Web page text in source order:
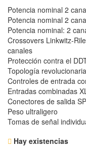
Potencia nominal 2
Potencia nominal 2
Potencia nominal: 2
Crossovers Linkwitz-
canales
Protección contra el
Topología
Controles de entrada
Entradas combinadas
Conectores de salida
Peso ultraligero
Tomas de señal
Hay existencias